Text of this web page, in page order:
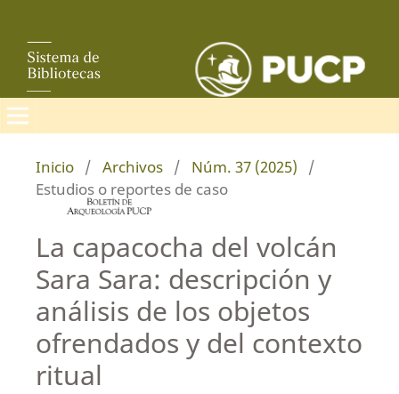
Inicio / Archivos / Núm. 37 (2025)
/
Estudios o reportes de caso
La capacocha del volcán
Sara Sara: descripción y
análisis de los objetos
ofrendados y del contexto
ritual